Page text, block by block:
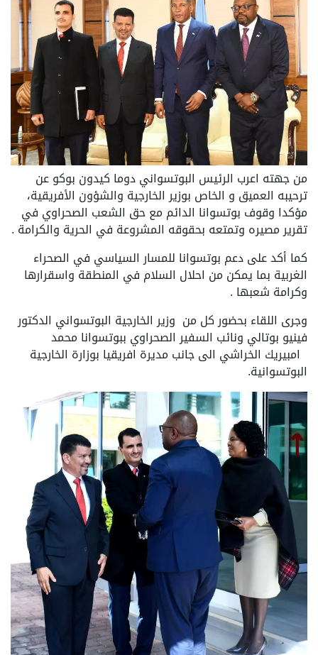
من جهته اعرب الرئيس البوتسواني دوما كيدون بوكو عن
ترحيبه العميق و الخاص بوزير الخارجية والشؤون الأفريقية،
مؤكدا وقوف بوتسوانا الدائم مع حق الشعب الصحراوي في
تقرير مصيره وتمتعه بحقوقه المشروعة في الحرية والكرامة .
كما أكد على دعم بوتسوانا للمسار السياسي في الصحراء
الغربية بما يمكن من احلال السلام في المنطقة واسقرارها
وكرامة شعبها .
وجرى اللقاء بحضور كل من وزير الخارجية البوتسواني الدكتور
فينيو بوتالي ونائب السفير الصحراوي ببوتسوانا محمد
امبيريك الخراشي الى جانب مديرة افريقيا بوزارة الخارجية
البوتسوانية.